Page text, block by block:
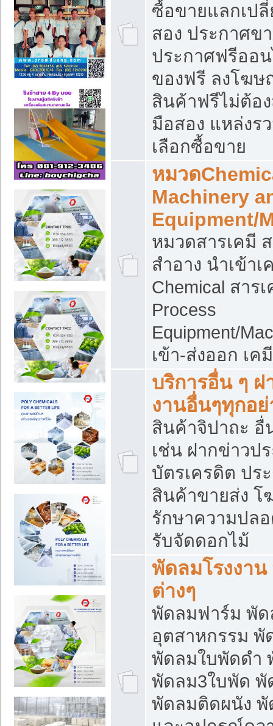
ซื้อขายแลกเป
สอง ประกาศข
ประกาศฟรีออ
ของฟรี ลงโฆ
สินค้าฟรีไม่ต้อ
มือสอง แหล่งร
เลือกซื้อขาย
หมวด
Machinery
Equipment/
หมวดสารเคมี
สำอาง นำเข้
Chemical สาร
Process
Equipment/
เข้า-ส่งออก เ
บริการอื่น ๆ
งานอื่นๆทุกอ
สินค้าจิปาถะ อื่
เช่น ฝากข่าวป
บัตรเครดิต ปร
สินค้าขายส่ง
รักษาความปล
รับจัดดอกไม้
พัดลมโรงงา
ต่างๆ
พัดลมฟาร์ม พัด
อุตสาหกรรม
พัดลมใบพัดดำ
พัดลม3ใบพัด พั
พัดลมติดผนัง